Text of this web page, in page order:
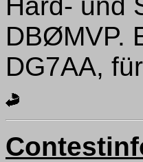
DBØMVP.
DG7AA,